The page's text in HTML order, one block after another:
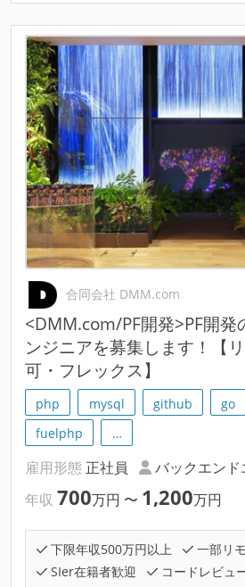
合同会社 DMM.com
<DMM.com/PF開発>PF開発
ンジニアを募集します！【
可・フレックス】
php mysql github go
fuelphp
…
雇用形態 正社員 バックエンド
年収 700万円 〜 1,200万円
下限年収500万円以上
一部リ
SIer在籍者歓迎
コードレビュ